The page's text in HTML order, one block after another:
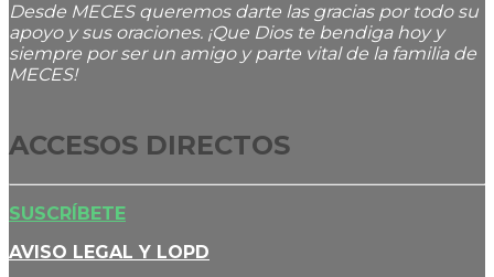
Desde MECES queremos darte las gracias por todo su
apoyo y sus oraciones. ¡Que Dios te bendiga hoy y
siempre por ser un amigo y parte vital de la familia de
MECES!
ACCESOS DIRECTOS
SUSCRÍBETE
AVISO LEGAL Y LOPD